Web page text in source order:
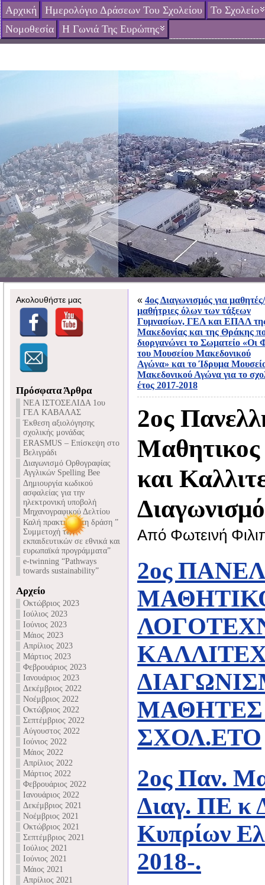
Αρχική Ημερολόγιο Δράσεων Του Σχολείου
Το Σχολείο
Νομοθεσία
Η Γωνιά Της Ευρώπης
Ακολουθήστε μας
Πρόσφατα Άρθρα
NEA ΙΣΤΟΣΕΛΙΔΑ 1ου
ΓΕΛ ΚΑΒΑΛΑΣ
Έκθεση αξιολόγησης
σχολικής μονάδας
ERASMUS – Επίσκεψη στο
Βελιγράδι
Διαγωνισμό Ορθογραφίας
Αγγλικών Spelling Bee
Δημιουργία κωδικού
ασφαλείας για την
ηλεκτρονική υποβολή
Μηχανογραφικού Δελτίου
Καλή πρακτική στη δράση ”
Συμμετοχή των
εκπαιδευτικών σε εθνικά και
ευρωπαϊκά προγράμματα”
e-twinning “Pathways
towards sustainability”
Αρχείο
Οκτώβριος 2023
Ιούλιος 2023
Ιούνιος 2023
Μάιος 2023
Απρίλιος 2023
Μάρτιος 2023
Φεβρουάριος 2023
Ιανουάριος 2023
Δεκέμβριος 2022
Νοέμβριος 2022
Οκτώβριος 2022
Σεπτέμβριος 2022
Αύγουστος 2022
Ιούνιος 2022
Μάιος 2022
Απρίλιος 2022
Μάρτιος 2022
Φεβρουάριος 2022
Ιανουάριος 2022
Δεκέμβριος 2021
Νοέμβριος 2021
Οκτώβριος 2021
Σεπτέμβριος 2021
Ιούλιος 2021
Ιούνιος 2021
Μάιος 2021
Απρίλιος 2021
« 4ος Διαγωνισμός για μαθητές/
μαθήτριες όλων των τάξεων
Γυμνασίων, ΓΕΛ και ΕΠΑΛ
Μακεδονίας και της Θράκης
διοργανώνει το Σωματείο «Οι
του Μουσείου Μακεδονικού
Αγώνα» και το Ίδρυμα
Μακεδονικού Αγώνα για το
έτος 2017-2018
2ος
Μαθητικος
και
Από Φωτεινή
2ος
ΜΑΘΗΤΕΣ
ΣΧΟΛ.ΕΤΟ
2ος Παν.
Διαγ. ΠΕ κ
Κυπρίων
2018-.